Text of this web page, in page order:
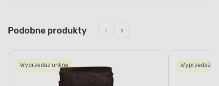
Podobne produkty
Wyprzedaż online Wyprzedaż